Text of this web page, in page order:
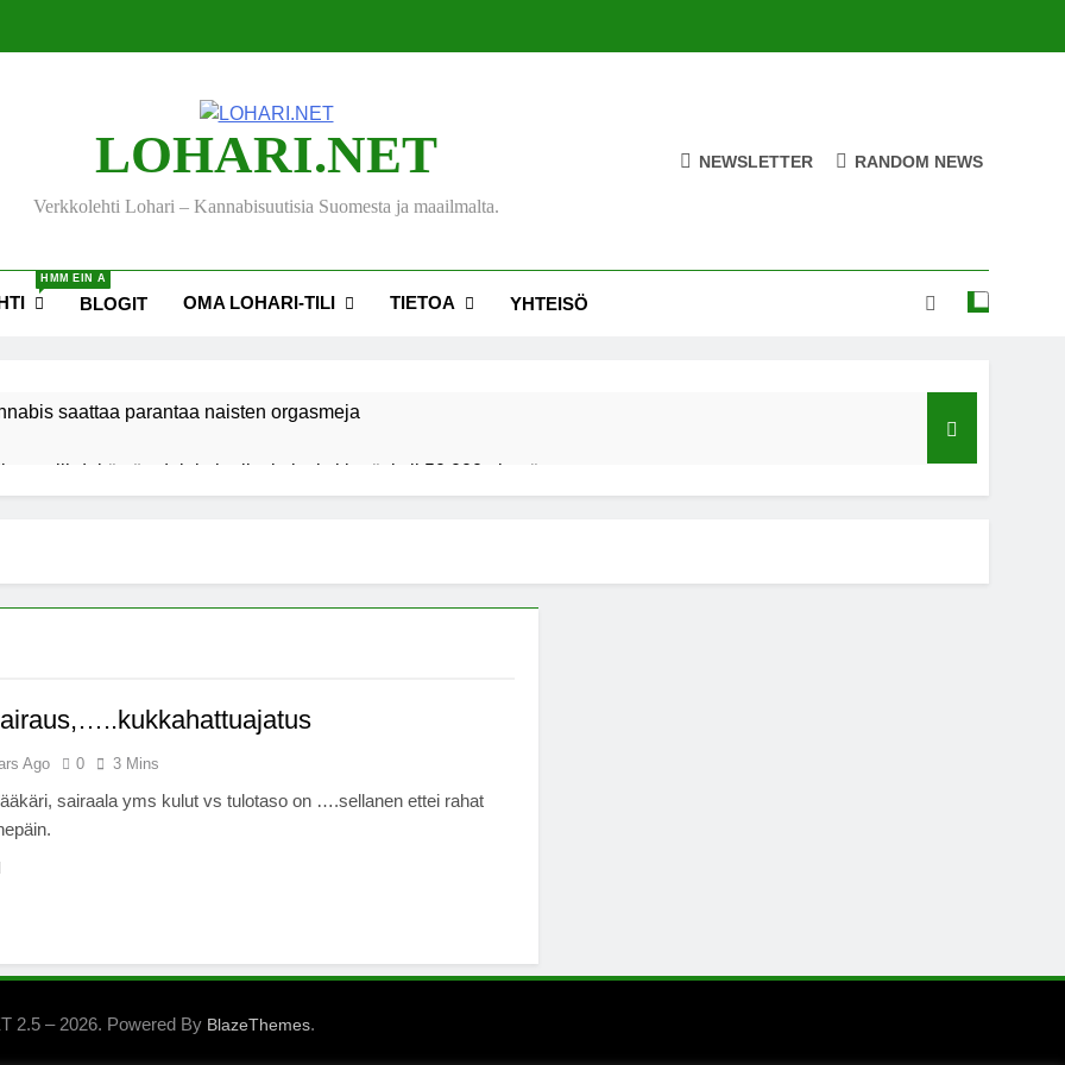
LOHARI.NET
Verkkolehti Lohari – Kannabisuutisia Suomesta ja maailmalta.
NEWSLETTER RANDOM NEWS
HMM EIN A
BLOGIT OMA LOHARI-TILI TIETOA YHTEISÖ
saattaa parantaa naisten orgasmeja
viihdekäytön dekriminalisoimiseksi keräsi yli 50 000 nimeä
-säätiö lääkekannabistutkimusten kannalla
kannabiksen viihdekäytön laillistamisesta
Ago 0 3 Mins
sairaala yms kulut vs tulotaso on ….sellanen ettei rahat
2.5 – 2026. Powered By BlazeThemes.